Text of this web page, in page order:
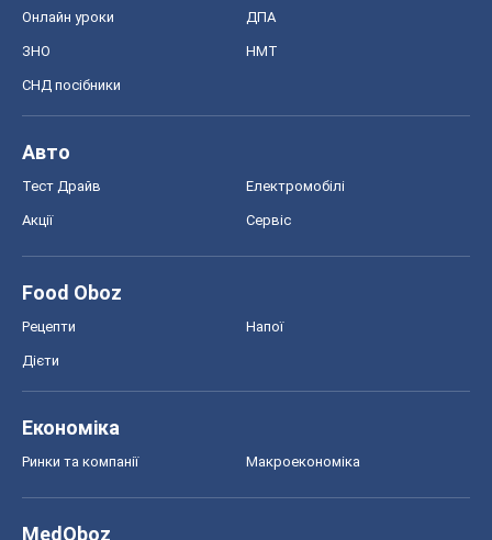
Онлайн уроки ДПА
ЗНО НМТ
СНД посібники
Авто
Тест Драйв Електромобілі
Акції Сервіс
Food Oboz
Рецепти Напої
Дієти
Економіка
Ринки та компанії Макроекономіка
MedOboz